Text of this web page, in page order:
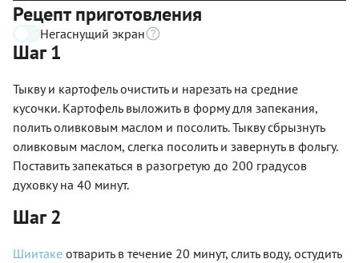
Рецепт приготовления
Негаснущий экран
Шаг 1
Тыкву и картофель очистить и нарезать на средние
кусочки. Картофель выложить в форму для запекания,
полить оливковым маслом и посолить. Тыкву сбрызнуть
оливковым маслом, слегка посолить и завернуть в фольгу.
Поставить запекаться в разогретую до 200 градусов
духовку на 40 минут.
Шаг 2
Шиитаке отварить в течение 20 минут, слить воду, остудить